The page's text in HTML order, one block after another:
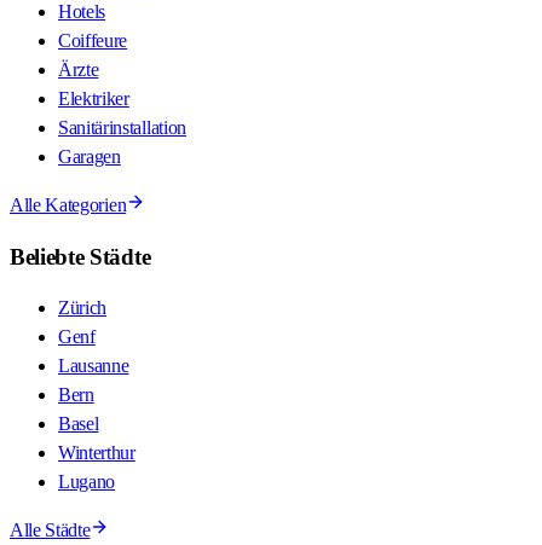
Hotels
Coiffeure
Ärzte
Elektriker
Sanitärinstallation
Garagen
Alle Kategorien
Beliebte Städte
Zürich
Genf
Lausanne
Bern
Basel
Winterthur
Lugano
Alle Städte